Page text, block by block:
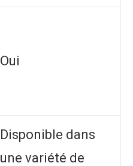
Oui
Disponible dans
une variété de